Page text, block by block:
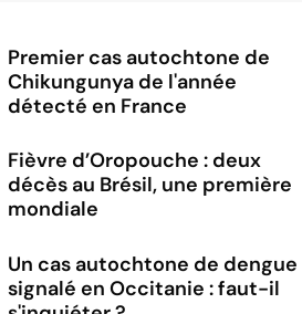
Premier cas autochtone de
Chikungunya de l'année
détecté en France
Fièvre d’Oropouche : deux
décès au Brésil, une première
mondiale
Un cas autochtone de dengue
signalé en Occitanie : faut-il